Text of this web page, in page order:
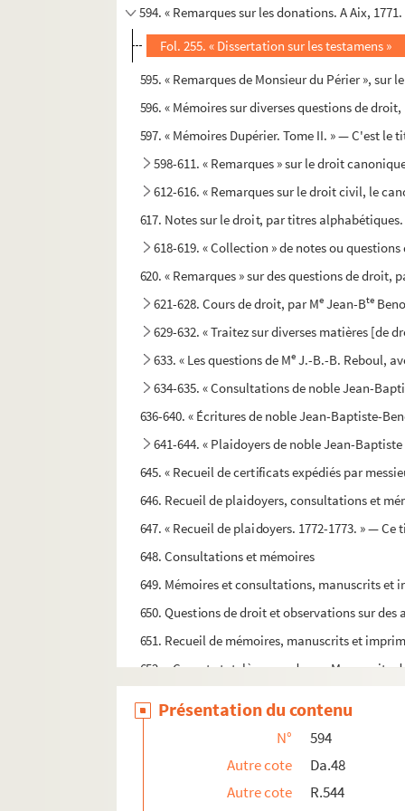
594. « Remarques sur les donations. A Aix,
Fol. 255. « Dissertation sur les testamens »
595. « Remarques de Monsieur du Périer »,
596. « Mémoires sur diverses questions de
597. « Mémoires Dupérier. Tome II. » — C'est
598-611. « Remarques » sur le droit
612-616. « Remarques sur le droit civil, le
617. Notes sur le droit, par titres
618-619. « Collection » de notes ou
620. « Remarques » sur des questions de
621-628. Cours de droit, par Me Jean-Bte
629-632. « Traitez sur diverses matières
633. « Les questions de Me J.-B.-B. Reboul,
634-635. « Consultations de noble Jean-
636-640. « Écritures de noble Jean-Baptiste-
641-644. « Plaidoyers de noble Jean-
645. « Recueil de certificats expédiés par
646. Recueil de plaidoyers, consultations et
647. « Recueil de plaidoyers. 1772-1773. » —
648. Consultations et mémoires
649. Mémoires et consultations, manuscrits et
650. Questions de droit et observations sur des
651. Recueil de mémoires, manuscrits et
652. « Compte tutelère » rendu par Marguerite
656. Sur le dos : « Collectiones, tome 1. » —
Présentation du contenu
N°
594
Autre cote
Da.48
Autre cote
R.544